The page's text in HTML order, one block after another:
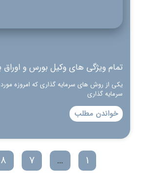
تمام ویژگی های وکیل بورس و اوراق
یکی از روش های سرمایه گذاری که امروزه مورد
سرمایه گذاری
خواندن مطلب
1
…
7
8